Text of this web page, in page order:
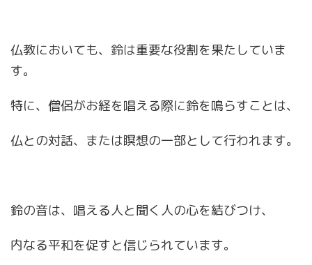
仏教においても、鈴は重要な役割を果たしていま
す。
特に、僧侶がお経を唱える際に鈴を鳴らすことは、
仏との対話、または瞑想の一部として行われます。
鈴の音は、唱える人と聞く人の心を結びつけ、
内なる平和を促すと信じられています。